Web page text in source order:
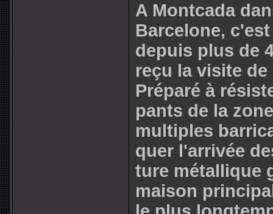
A Montcada
Barcelone,
depuis plus de
reçu la visite
Préparé à
pants de la
mul­ti­ples
quer l'arri­vée
ture métal­li­que
maison